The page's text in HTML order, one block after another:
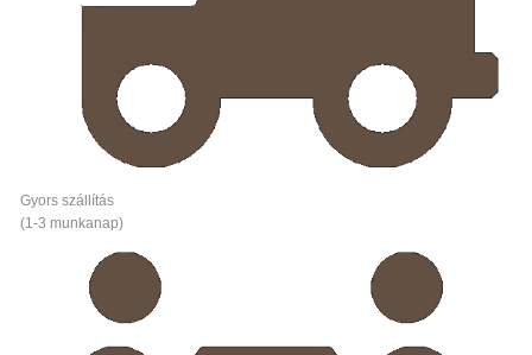
Gyors szállítás
(1-3 munkanap)